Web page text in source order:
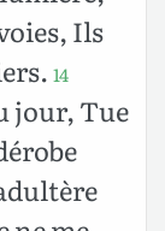
Ils
14
jour, Tue